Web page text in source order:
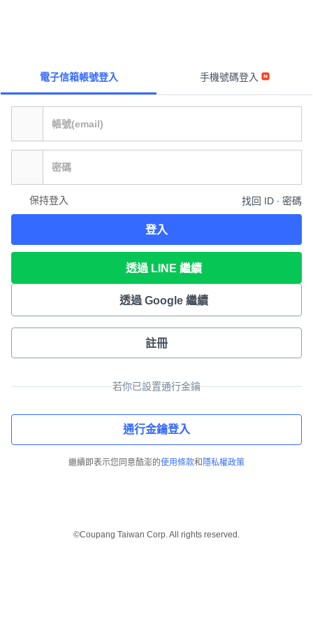
電子信箱帳號登入 手機號碼登入
保持登入 找回 ID ∙ 密碼
登入
透過 LINE 繼續
透過 Google 繼續
註冊
若你已設置通行金鑰
通行金鑰登入
繼續即表示您同意酷澎的使用條款和 隱私權政策
©Coupang Taiwan Corp. All rights reserved.